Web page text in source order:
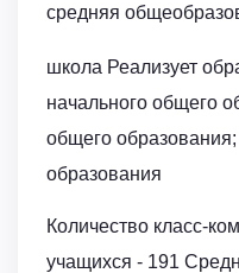
средняя
школа Реализует
начального общего
общего
образования
Количество класс-
учащихся - 191